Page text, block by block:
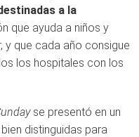
a la
que ayuda a niños y
y que cada año consigue
los hospitales con los
se presentó en un
distinguidas para